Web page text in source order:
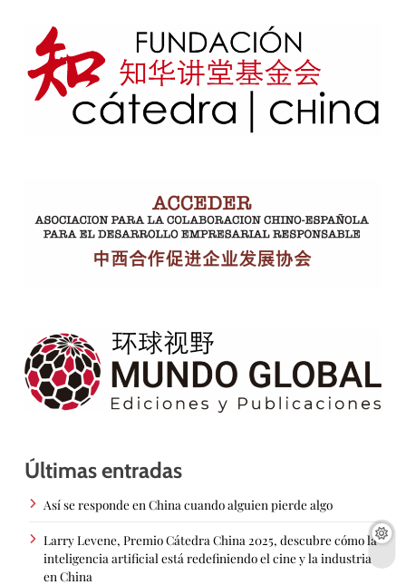
Últimas entradas
Así se responde en China cuando alguien pierde algo
Larry Levene, Premio Cátedra China 2025, descubre cómo la
inteligencia artificial está redefiniendo el cine y la industria
en China